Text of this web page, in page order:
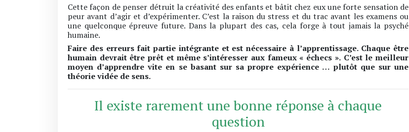
Cette façon de penser détruit la créativité des enfants et bâtit chez eux une forte sensation de
peur avant d’agir et d’expérimenter. C’est la raison du stress et du trac avant les examens ou
une quelconque épreuve future. Dans la plupart des cas, cela forge à tout jamais la psyché
humaine.
Faire des erreurs fait partie intégrante et est nécessaire à l’apprentissage. Chaque être
humain devrait être prêt et même s’intéresser aux fameux « échecs ». C’est le meilleur
moyen d’apprendre vite en se basant sur sa propre expérience … plutôt que sur une
théorie vidée de sens.
Il existe rarement une bonne réponse à chaque
question